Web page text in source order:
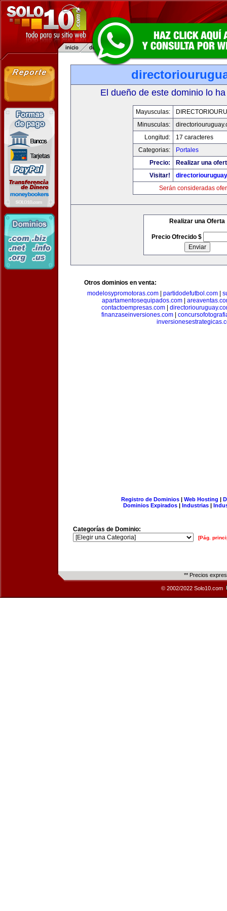
El dueño de este dominio lo
Mayusculas:
Minusculas:
Longitud:
17 caracteres
Categorias:
Portales
Precio:
Realizar una
Visitar!
Serán consideradas
Realizar una Oferta
Precio Ofrecido $
Otros dominios en venta:
modelosypromotoras.com| partidodefutbol.com|
apartamentosequipados.com|
contactoempresas.com
finanzaseinversiones.com
Registro de Dominios| Web Hosting |
Dominios Expirados | Industrias |
Categorías de Dominio:
[Pág.
** Precios
© 2002/2022 Solo10.com